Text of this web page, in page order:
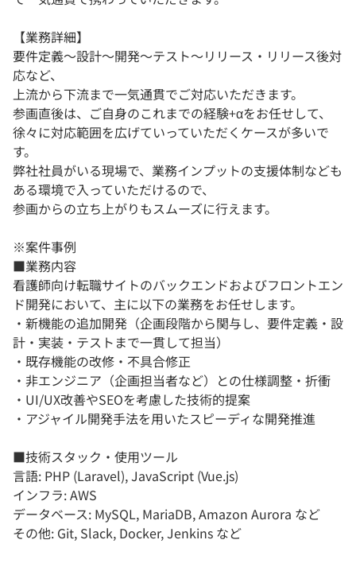
【業務詳細】
要件定義～設計～開発～テスト～リリース・リリース後対
応など、
上流から下流まで一気通貫でご対応いただきます。
参画直後は、ご自身のこれまでの経験+αをお任せして、
徐々に対応範囲を広げていっていただくケースが多いで
す。
弊社社員がいる現場で、業務インプットの支援体制なども
ある環境で入っていただけるので、
参画からの立ち上がりもスムーズに行えます。
※案件事例
■業務内容
看護師向け転職サイトのバックエンドおよびフロントエン
ド開発において、主に以下の業務をお任せします。
・新機能の追加開発（企画段階から関与し、要件定義・設
計・実装・テストまで一貫して担当）
・既存機能の改修・不具合修正
・非エンジニア（企画担当者など）との仕様調整・折衝
・UI/UX改善やSEOを考慮した技術的提案
・アジャイル開発手法を用いたスピーディな開発推進
■技術スタック・使用ツール
言語: PHP (Laravel), JavaScript (Vue.js)
インフラ: AWS
データベース: MySQL, MariaDB, Amazon Aurora など
その他: Git, Slack, Docker, Jenkins など